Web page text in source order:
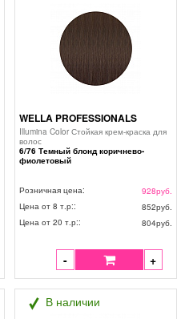
WELLA PROFESSIONALS
Illumina Color Стойкая крем-краска для
волос
6/76 Темный блонд коричнево-
фиолетовый
Розничная цена: 928руб.
Цена от 8 т.р::
852руб.
Цена от 20 т.р::
804руб.
- +
В наличии